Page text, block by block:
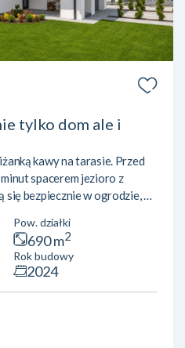
tylko dom ale i
kawy na tarasie. Przed
spacerem jezioro z
się bezpiecznie w ogrodzie, a
się z walizką.
| gm. Jabłonna• około
dom parterowy•
690 m²• oddany do
domu jest przestronny
Pow. działki
690 m2
Rok budowy
2024